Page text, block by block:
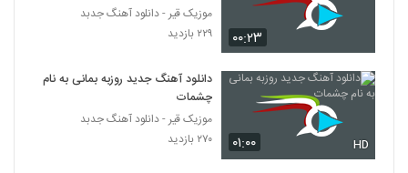
آهنگ هورسا بند بنام عاشق شدم انگار
۲۱۴ بازدید
Daryaye Moohaat)
۰۰:۲۳
موزیک قیر - دانلود آهنگ جدبد
۲۲۹ بازدید
۰۱:۰۰ HD
دانلود آهنگ جدید روزبه بمانی به نام
چشمات
موزیک قیر - دانلود آهنگ جدبد
۲۷۰ بازدید